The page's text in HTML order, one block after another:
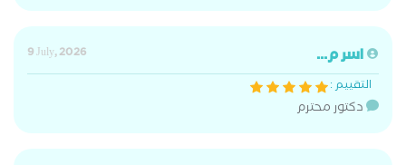
اسر م...
9 July, 2026
التقييم :
دكتور محترم